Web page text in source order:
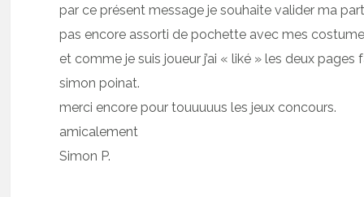
par ce présent message je souhaite valider ma
pas encore assorti de pochette avec mes
et comme je suis joueur j’ai « liké » les deux
simon poinat.
merci encore pour touuuuus les jeux concours.
amicalement
Simon P.